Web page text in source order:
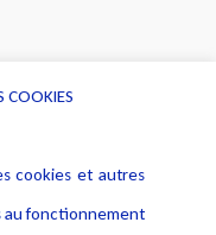
COOKIES
cookies et autres
au fonctionnement